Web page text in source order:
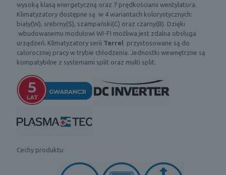
wysoką klasą energetyczną oraz 7 prędkościami wentylatora.
Klimatyzatory dostępne są w 4 wariantach kolorystycznych:
biały(W), srebrny(S), szampański(C) oraz czarny(B). Dzięki
wbudowanemu modułowi WI-FI możliwa jest zdalna obsługa
urządzeń. Klimatyzatory serii Terrel przystosowane są do
całorocznej pracy w trybie chłodzenia. Jednostki wewnętrzne są
kompatybilne z systemami split oraz multi split.
Cechy produktu: